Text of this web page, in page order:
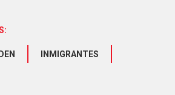
INMIGRANTES